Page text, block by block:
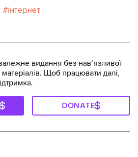
інтернет
видання без навʼязливої
Щоб працювати далі,
DONATE